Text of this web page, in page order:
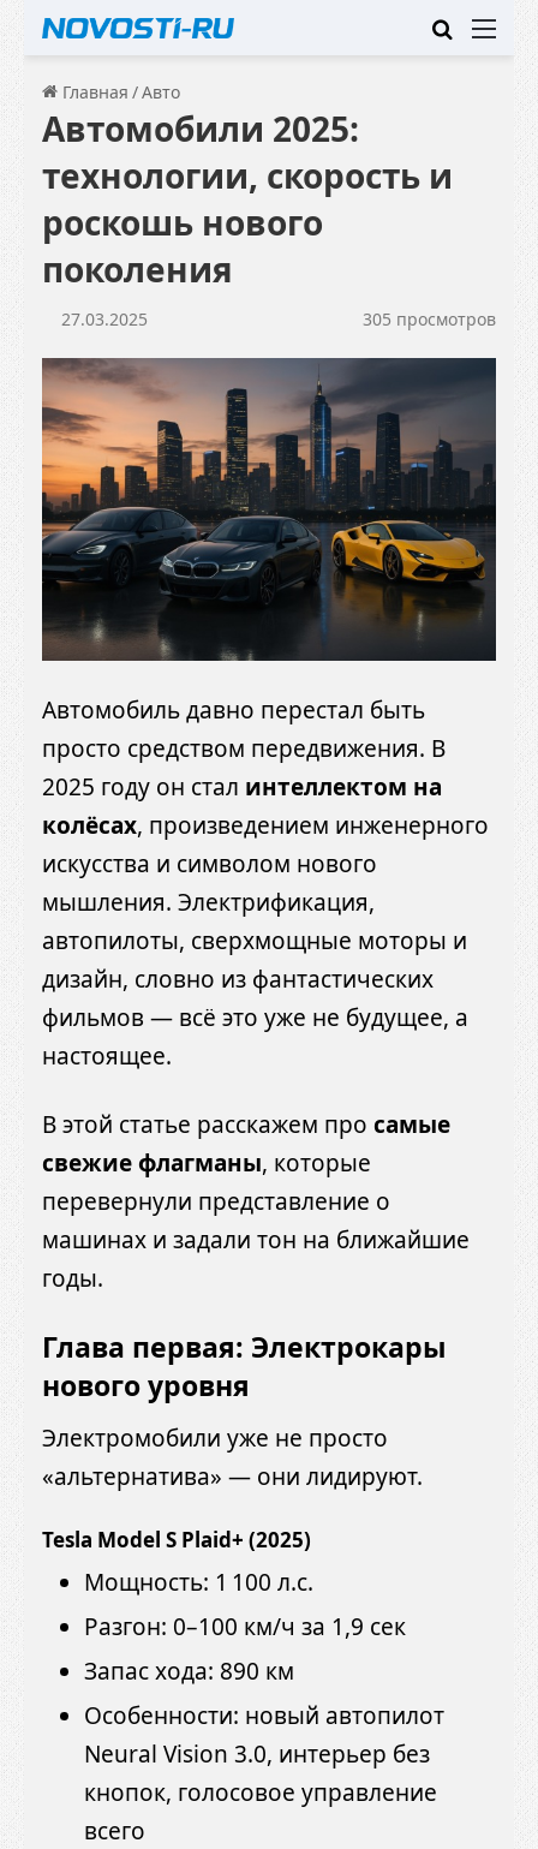
Искать
Главная /Авто
Автомобили 2025:
технологии, скорость и
роскошь нового
поколения
27.03.2025 305 просмотров
Автомобиль давно перестал быть
просто средством передвижения. В
2025 году он стал интеллектом на
колёсах, произведением инженерного
искусства и символом нового
мышления. Электрификация,
автопилоты, сверхмощные моторы и
дизайн, словно из фантастических
фильмов — всё это уже не будущее, а
настоящее.
В этой статье расскажем про самые
свежие флагманы, которые
перевернули представление о
машинах и задали тон на ближайшие
годы.
Глава первая: Электрокары
нового уровня
Электромобили уже не просто
«альтернатива» — они лидируют.
Tesla Model S Plaid+ (2025)
Мощность: 1 100 л.с.
Разгон: 0–100 км/ч за 1,9 сек
Запас хода: 890 км
Особенности: новый автопилот
Neural Vision 3.0, интерьер без
кнопок, голосовое управление
всего